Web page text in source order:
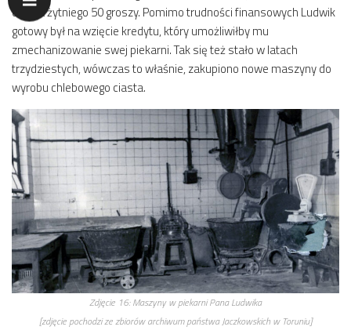
chleba żytniego 50 groszy. Pomimo trudności finansowych Ludwik
gotowy był na wzięcie kredytu, który umożliwiłby mu
zmechanizowanie swej piekarni. Tak się też stało w latach
trzydziestych, wówczas to właśnie, zakupiono nowe maszyny do
wyrobu chlebowego ciasta.
Zdjęcie 16:Maszyny w piekarni Pana Ludwika
[zdjęcie pochodzi ze zbiorów archiwum państwa Jaczkowskich w Toruniu]